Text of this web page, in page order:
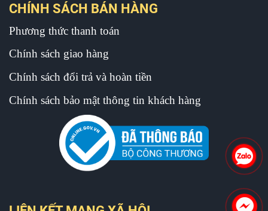
CHÍNH SÁCH BÁN HÀNG
Phương thức thanh toán
Chính sách giao hàng
Chính sách đổi trả và hoàn tiền
Chính sách bảo mật thông tin khách hàng